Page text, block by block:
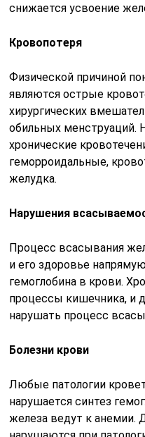
снижается усвоение
Кровопотеря
Физической причиной
являются острые
хирургических
обильных менструаций.
хронические
геморроидальные,
желудка.
Нарушения
Процесс всасывания
и его здоровье
гемоглобина в крови.
процессы кишечника, и
нарушать процесс
Болезни крови
Любые патологии
нарушается синтез
железа ведут к анемии.